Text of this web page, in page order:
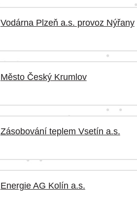
Vodárna Plzeň a.s. provoz Nýřany
Město Český Krumlov
Zásobování teplem Vsetín a.s.
Energie AG Kolín a.s.